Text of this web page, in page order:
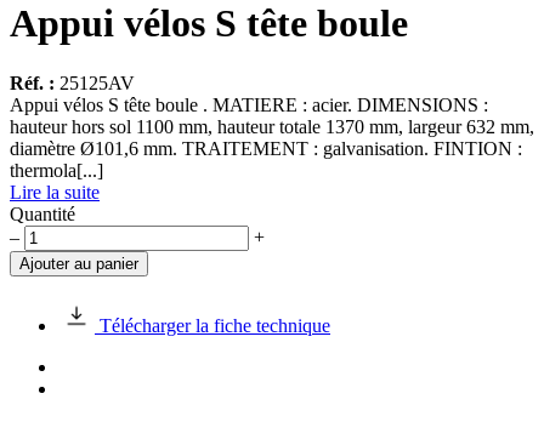
Appui vélos S tête boule
Réf. : 25125AV
Appui vélos S tête boule . MATIERE : acier. DIMENSIONS :
hauteur hors sol 1100 mm, hauteur totale 1370 mm, largeur 632 mm,
diamètre Ø101,6 mm. TRAITEMENT : galvanisation. FINTION :
thermola[...]
Lire la suite
Quantité
quantité
de
Appui
boule
– +
Ajouter au panier
Télécharger la fiche technique